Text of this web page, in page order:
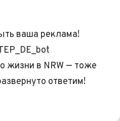
ваша реклама!
жизни в NRW — тоже
ответим!